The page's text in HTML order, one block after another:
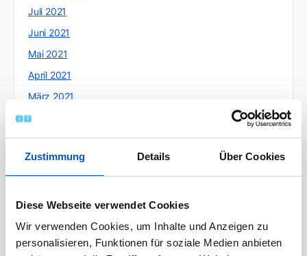
Zustimmung Details Über Cookies
Diese Webseite verwendet Cookies
Wir verwenden Cookies, um Inhalte und Anzeigen zu
personalisieren, Funktionen für soziale Medien anbieten
Juli 2021
Juni 2021
Mai 2021
April 2021
März 2021
Februar 2021
Januar 2021
Dezember 2020
Oktober 2020
September 2020
August 2020